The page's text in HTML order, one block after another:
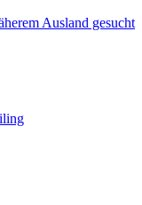
Ausland gesucht